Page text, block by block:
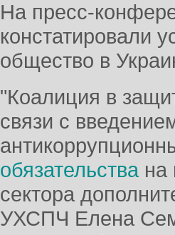
На пресс-
констатировали
общество в
"Коалиция в
связи с
обязательства на
сектора
УХСПЧ Елена